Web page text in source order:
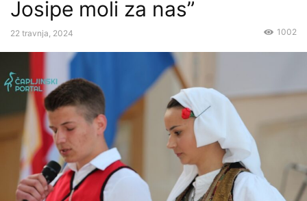
Josipe moli za nas”
22 travnja, 2024 1002